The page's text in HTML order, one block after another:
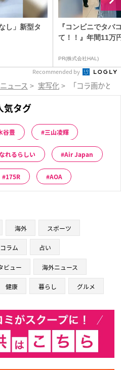
し」新型タ
『コンビニでタバ
て！！』年間11万
PR(株式会社HAL)
Recommended by
ュース > 実写化 > 「コラ画かと
気タグ
谷豊 三山凌輝
れるらしい Air Japan
175R AOA
海外 スポーツ
コラム 占い
ビュー 海外ニュース
健康 暮らし グルメ